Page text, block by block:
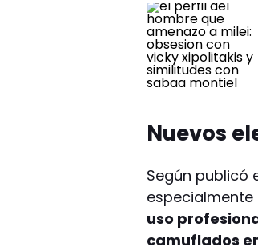
Nuevos
Según publicó
uso
camuflados